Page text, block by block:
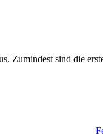
Zumindest sind die